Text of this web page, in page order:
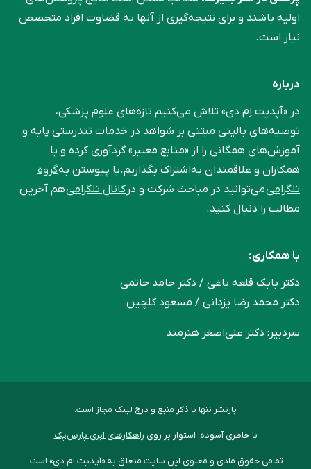
اولیه باشند و برای نتیجه‌گیری از آنها به قضاوت افراد متخصص
نیاز است.
درباره
در «آپدیت اِم دی» تلاش می‌کنیم تازه‌های علوم پزشکی،
توصیه‌های بالینی مبتنی بر شواهد در خدمات تندرستی پایه و
آموزش‌های همگانی را از «منابع معتبر» گردآوری کرده و با
همکاران و علاقمندان به‌اشتراک بگذاریم.با پیوستن بهگروه
تلگرامیمی‌توانید در مباحث شرکت و درکانال تلگرامیهم آخرین
مطالب را دنبال کنید.
با همکاری:
دکتر بابک قلعه‌ باغی / دکتر حامد حاتمی
دکتر محمد رضا یزدانی / مسعود گلچین
سردبیر: دکتر علی‌اصغر هنرمند
بازنشر تنها با ذکر منبع و درج لینک مجاز است.
با خاطری آسوده، استوار بر روی راهکارهای ابری پارس‌پک
تمامی حقوق مادی و معنوی این سایت متعلق به «آپدیت ام دی» است.